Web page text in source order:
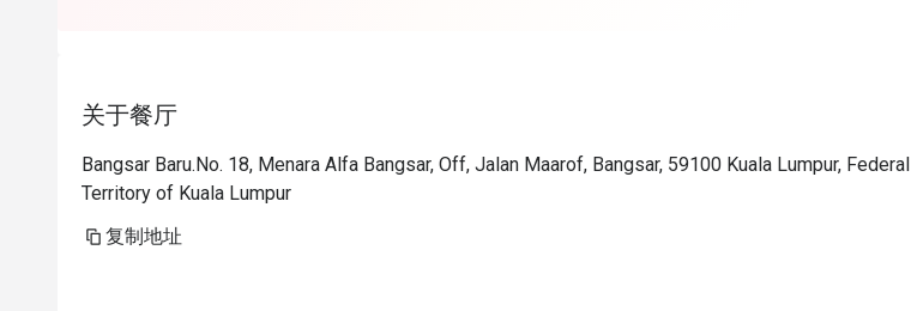
关于餐厅
Bangsar Baru.No. 18, Menara Alfa Bangsar, Off, Jalan Maarof, Bangsar, 59100 Kuala Lumpur, Federal
Territory of Kuala Lumpur
复制地址